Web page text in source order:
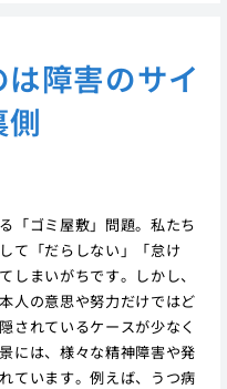
障害のサイ
「ゴミ屋敷」問題。私たち
て「だらしない」「怠け
しまいがちです。しかし、
人の意思や努力だけではど
されているケースが少なく
には、様々な精神障害や発
ています。例えば、うつ病